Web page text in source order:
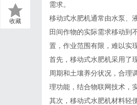
收藏
需求。
移动式水肥机通常由水泵、
田间作物的实际需求移动到
置，作业范围有限，难以实
首先，移动式水肥机采用了
周期和土壤养分状况，合理
理功能，结合物联网技术，
其次，移动式水肥机材料轻